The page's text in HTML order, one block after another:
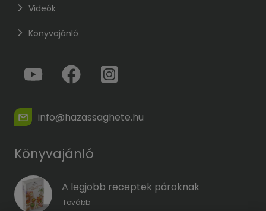
Videók
Könyvajánló
info@hazassaghete.hu
Könyvajánló
A legjobb receptek pároknak
Tovább